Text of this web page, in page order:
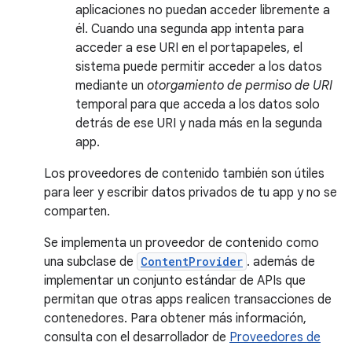
aplicaciones no puedan acceder libremente a
él. Cuando una segunda app intenta para
acceder a ese URI en el portapapeles, el
sistema puede permitir acceder a los datos
mediante un otorgamiento de permiso de URI
temporal para que acceda a los datos solo
detrás de ese URI y nada más en la segunda
app.
Los proveedores de contenido también son útiles
para leer y escribir datos privados de tu app y no se
comparten.
Se implementa un proveedor de contenido como
una subclase de ContentProvider . además de
implementar un conjunto estándar de APIs que
permitan que otras apps realicen transacciones de
contenedores. Para obtener más información,
consulta con el desarrollador de Proveedores de